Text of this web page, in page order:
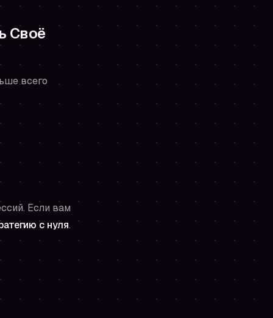
Своё
всего
Если вам
с нуля.